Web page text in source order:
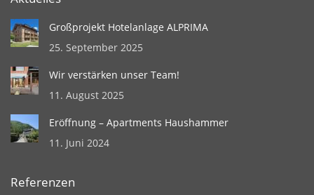
Großprojekt Hotelanlage ALPRIMA
25. September 2025
Wir verstärken unser Team!
11. August 2025
Eröffnung – Apartments Haushammer
11. Juni 2024
Referenzen